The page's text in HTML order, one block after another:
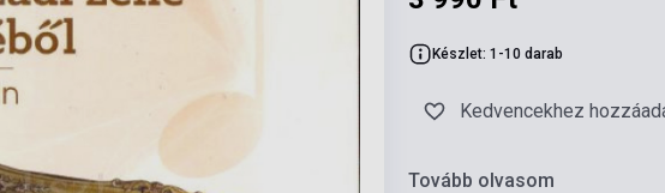
Készlet: 1-10 darab
Kedvencekhez
Tovább olvasom